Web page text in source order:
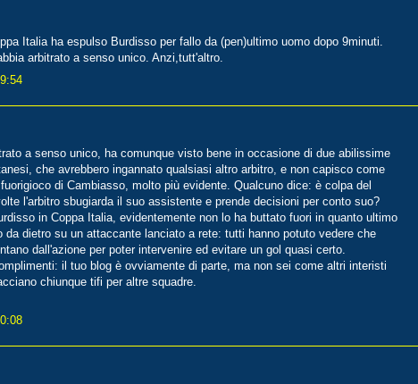
Italia ha espulso Burdisso per fallo da (pen)ultimo uomo dopo 9minuti.
arbitrato a senso unico. Anzi,tutt'altro.
a senso unico, ha comunque visto bene in occasione di due abilissime
che avrebbero ingannato qualsiasi altro arbitro, e non capisco come
di Cambiasso, molto più evidente. Qualcuno dice: è colpa del
l'arbitro sbugiarda il suo assistente e prende decisioni per conto suo?
in Coppa Italia, evidentemente non lo ha buttato fuori in quanto ultimo
da dietro su un attaccante lanciato a rete: tutti hanno potuto vedere che
dall'azione per poter intervenire ed evitare un gol quasi certo.
il tuo blog è ovviamente di parte, ma non sei come altri interisti
chiunque tifi per altre squadre.